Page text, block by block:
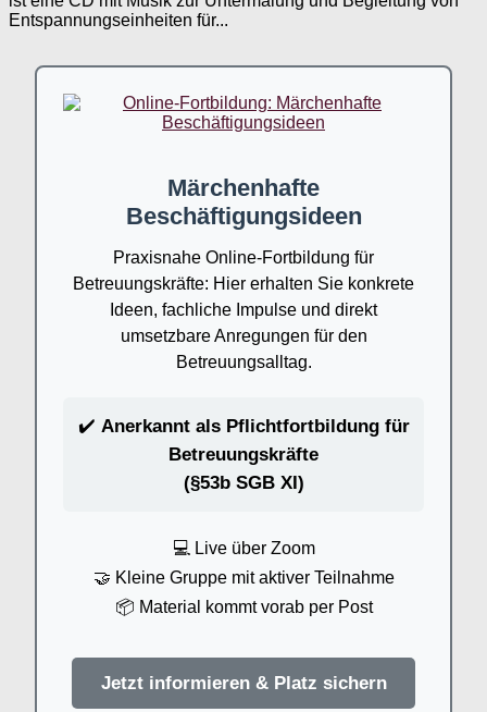
Entspannungseinheiten für...
Märchenhafte
Beschäftigungsideen
Praxisnahe Online-Fortbildung für
Betreuungskräfte: Hier erhalten Sie konkrete
Ideen, fachliche Impulse und direkt
umsetzbare Anregungen für den
Betreuungsalltag.
✔️ Anerkannt als Pflichtfortbildung für
Betreuungskräfte
(§53b SGB XI)
💻 Live über Zoom
🤝 Kleine Gruppe mit aktiver Teilnahme
📦 Material kommt vorab per Post
Jetzt informieren & Platz sichern